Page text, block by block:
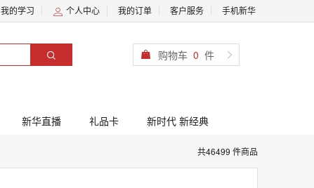
我的学习 个人中心 我的订单 客户服务 手机新华
购物车 0 件
新华直播 礼品卡 新时代 新经典
共46499 件商品